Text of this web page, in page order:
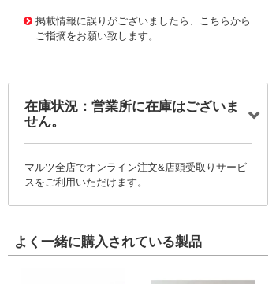
掲載情報に誤りがございましたら、こちらから
ご指摘をお願い致します。
在庫状況：営業所に在庫はございま
せん。
マルツ全店でオンライン注文&店頭受取りサービ
スをご利用いただけます。
よく一緒に購入されている製品